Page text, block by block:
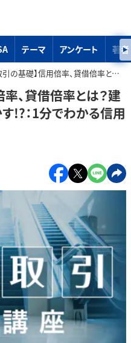
テーマ アンケート 著者
用倍率、貸借倍率とは？建て玉の需給が株価を動かす!?：1分でわかる信用取引10
、貸借倍率とは？建
!?：1分でわかる信用